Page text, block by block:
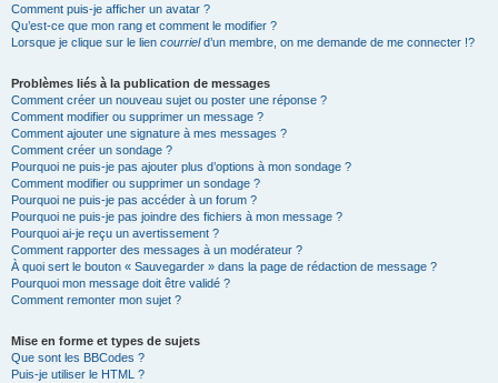
Comment puis-je afficher un avatar ?
Qu’est-ce que mon rang et comment le modifier ?
Lorsque je clique sur le lien courrield’un membre, on me demande de me connecter !?
Problèmes liés à la publication de messages
Comment créer un nouveau sujet ou poster une réponse ?
Comment modifier ou supprimer un message ?
Comment ajouter une signature à mes messages ?
Comment créer un sondage ?
Pourquoi ne puis-je pas ajouter plus d’options à mon sondage ?
Comment modifier ou supprimer un sondage ?
Pourquoi ne puis-je pas accéder à un forum ?
Pourquoi ne puis-je pas joindre des fichiers à mon message ?
Pourquoi ai-je reçu un avertissement ?
Comment rapporter des messages à un modérateur ?
À quoi sert le bouton « Sauvegarder » dans la page de rédaction de message ?
Pourquoi mon message doit être validé ?
Comment remonter mon sujet ?
Mise en forme et types de sujets
Que sont les BBCodes ?
Puis-je utiliser le HTML ?